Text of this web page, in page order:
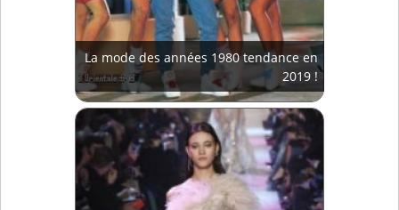
La mode des années 1980 tendance en
2019 !